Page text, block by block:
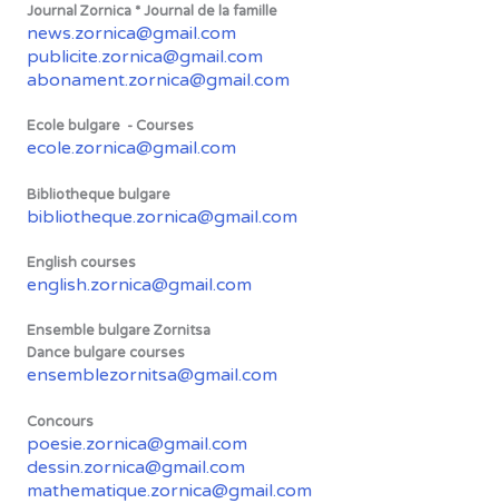
Journal Zornica * Journal de la famille
news.zornica@gmail.com
publicite.zornica@gmail.com
abonament.zornica@gmail.com
Ecole bulgare - Courses
ecole.zornica@gmail.com
Bibliotheque bulgare
bibliotheque.zornica@gmail.com
English courses
english.zornica@gmail.com
Ensemble bulgare Zornitsa
Dance bulgare courses
ensemblezornitsa@gmail.com
Concours
poesie.zornica@gmail.com
dessin.zornica@gmail.com
mathematique.zornica@gmail.com